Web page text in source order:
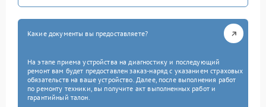
Какие документы вы предоставляете?
На этапе приема устройства на диагностику и последующий
ремонт вам будет предоставлен заказ-наряд с указанием страховых
обязательств на ваше устройство. Далее, после выполнения работ
по ремонту техники, вы получите акт выполненных работ и
гарантийный талон.